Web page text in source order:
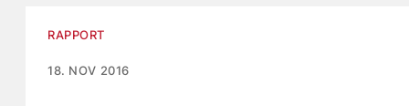
RAPPORT
18. NOV 2016